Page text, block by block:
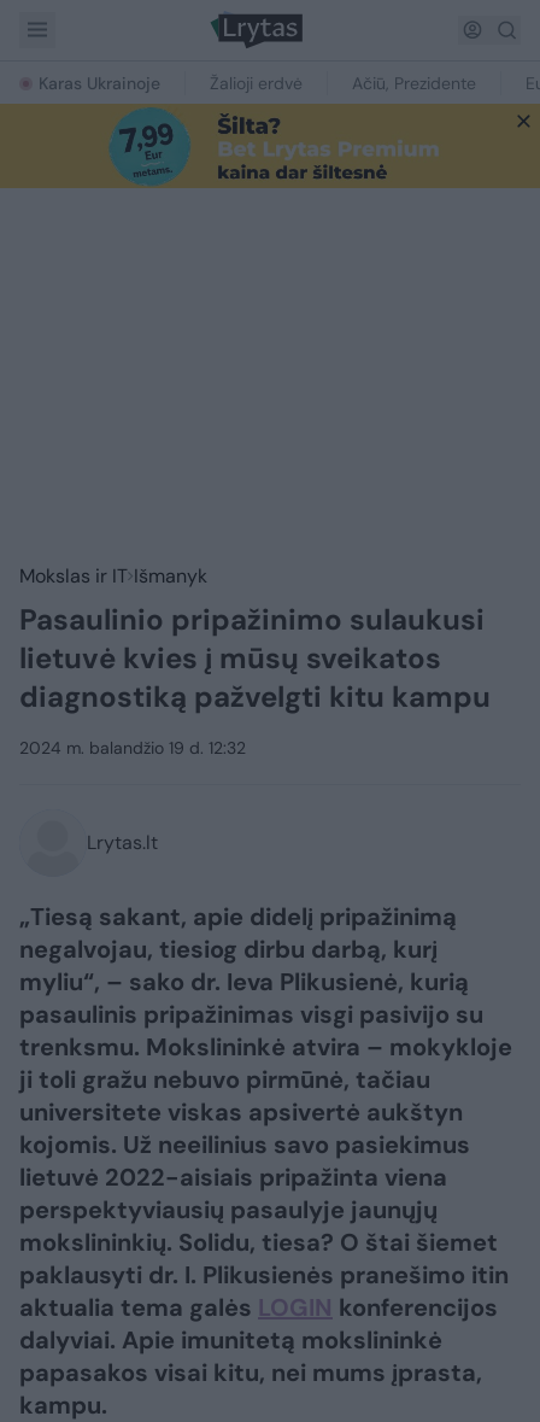
Karas Ukrainoje Žalioji erdvė Ačiū, Prezidente
Mokslas ir IT Išmanyk
Pasaulinio pripažinimo sulaukusi
lietuvė kvies į mūsų sveikatos
diagnostiką pažvelgti kitu kampu
2024 m. balandžio 19 d. 12:32
Lrytas.lt
„Tiesą sakant, apie didelį pripažinimą
negalvojau, tiesiog dirbu darbą, kurį
myliu“, – sako dr. Ieva Plikusienė, kurią
pasaulinis pripažinimas visgi pasivijo su
trenksmu. Mokslininkė atvira – mokykloje
ji toli gražu nebuvo pirmūnė, tačiau
universitete viskas apsivertė aukštyn
kojomis. Už neeilinius savo pasiekimus
lietuvė 2022-aisiais pripažinta viena
perspektyviausių pasaulyje jaunųjų
mokslininkių. Solidu, tiesa? O štai šiemet
paklausyti dr. I. Plikusienės pranešimo itin
aktualia tema galės LOGIN konferencijos
dalyviai. Apie imunitetą mokslininkė
papasakos visai kitu, nei mums įprasta,
kampu.